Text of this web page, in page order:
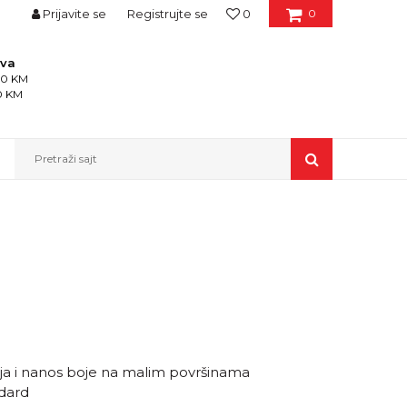
0
0
Prijavite se Registrujte se
KM
KM
Pretraži sajt
i nanos boje na malim površinama